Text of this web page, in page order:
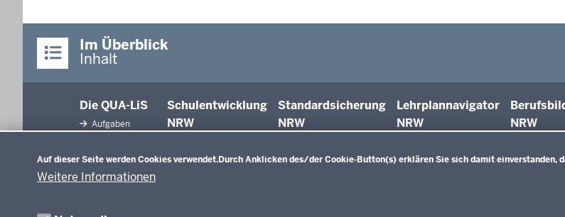
Auf dieser Seite werden Cookies verwendet.Durch Anklicken des/der Cookie-Button(s) erklären Sie sich damit einverstanden,
Weitere Informationen
Im Überblick
Inhalt
Die QUA-LiS
Aufgaben
Veranstaltungen
Schulentwicklung
NRW
Unterricht
Standardsicherung
NRW
Lehrplannavigator
NRW
NRW